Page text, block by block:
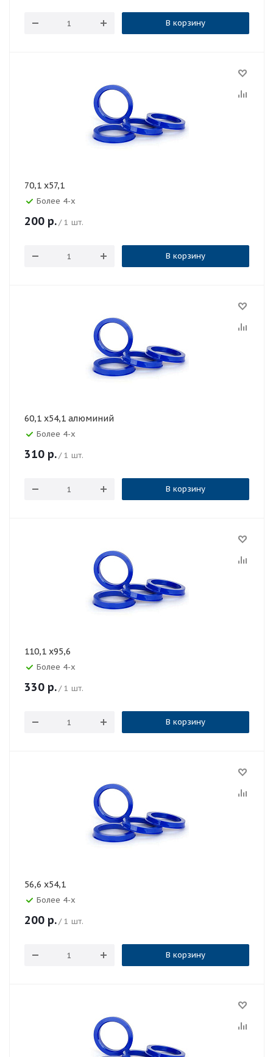
В корзину
70,1 x57,1
Более 4-х
200 р./ 1 шт.
В корзину
60,1 x54,1 алюминий
Более 4-х
310 р./ 1 шт.
В корзину
110,1 x95,6
Более 4-х
330 р./ 1 шт.
В корзину
56,6 x54,1
Более 4-х
200 р./ 1 шт.
В корзину